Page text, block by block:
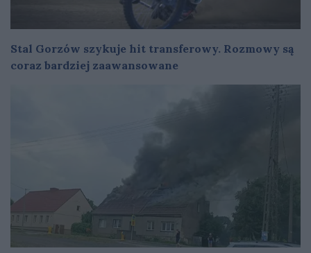
Stal Gorzów szykuje hit transferowy. Rozmowy są
coraz bardziej zaawansowane